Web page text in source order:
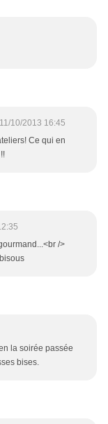
11/10/2013 16:45
Ce qui en
/>
la soirée passée
bises.